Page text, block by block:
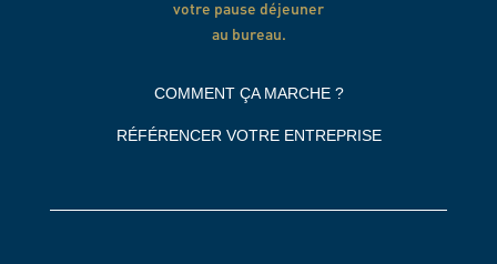
votre pause déjeuner
au bureau.
COMMENT ÇA MARCHE ?
RÉFÉRENCER VOTRE ENTREPRISE